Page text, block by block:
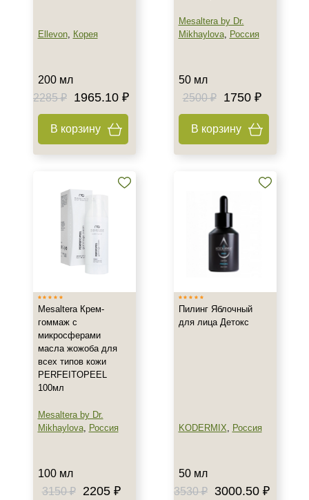
Лечебная
Тип кожи
Жирная
Зрелая
Любой возраст (от 18 лет)
После 20
Показать еще
Действие
Восстановление
Матирование
Обезжиривание
Показать еще
Акне
Воспаление
Показать еще
Ellevon, Корея
200 мл
2285 ₽
1965.10 ₽
В корзину
Mesaltera by Dr.
Mikhaylova, Россия
50 мл
2500 ₽
1750 ₽
В корзину
Mesaltera Крем-
гоммаж с
микросферами
масла жожоба для
всех типов кожи
PERFEITOPEEL
100мл
Mesaltera by Dr.
Mikhaylova, Россия
100 мл
3150 ₽
2205 ₽
Пилинг Яблочный
для лица Детокс
KODERMIX, Россия
50 мл
3530 ₽
3000.50 ₽